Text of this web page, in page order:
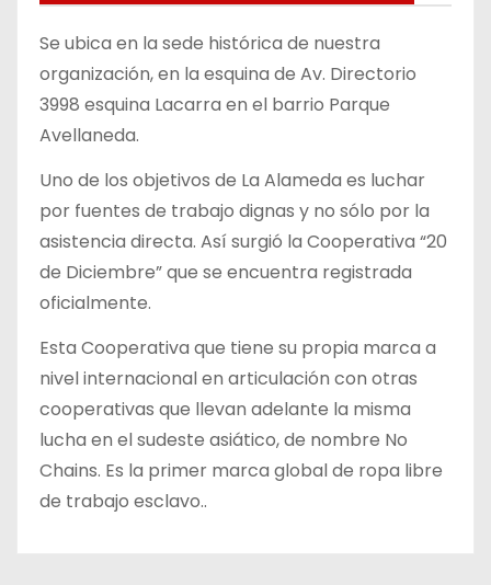
Se ubica en la sede histórica de nuestra
organización, en la esquina de Av. Directorio
3998 esquina Lacarra en el barrio Parque
Avellaneda.
Uno de los objetivos de La Alameda es luchar
por fuentes de trabajo dignas y no sólo por la
asistencia directa. Así surgió la Cooperativa “20
de Diciembre” que se encuentra registrada
oficialmente.
Esta Cooperativa que tiene su propia marca a
nivel internacional en articulación con otras
cooperativas que llevan adelante la misma
lucha en el sudeste asiático, de nombre No
Chains. Es la primer marca global de ropa libre
de trabajo esclavo..